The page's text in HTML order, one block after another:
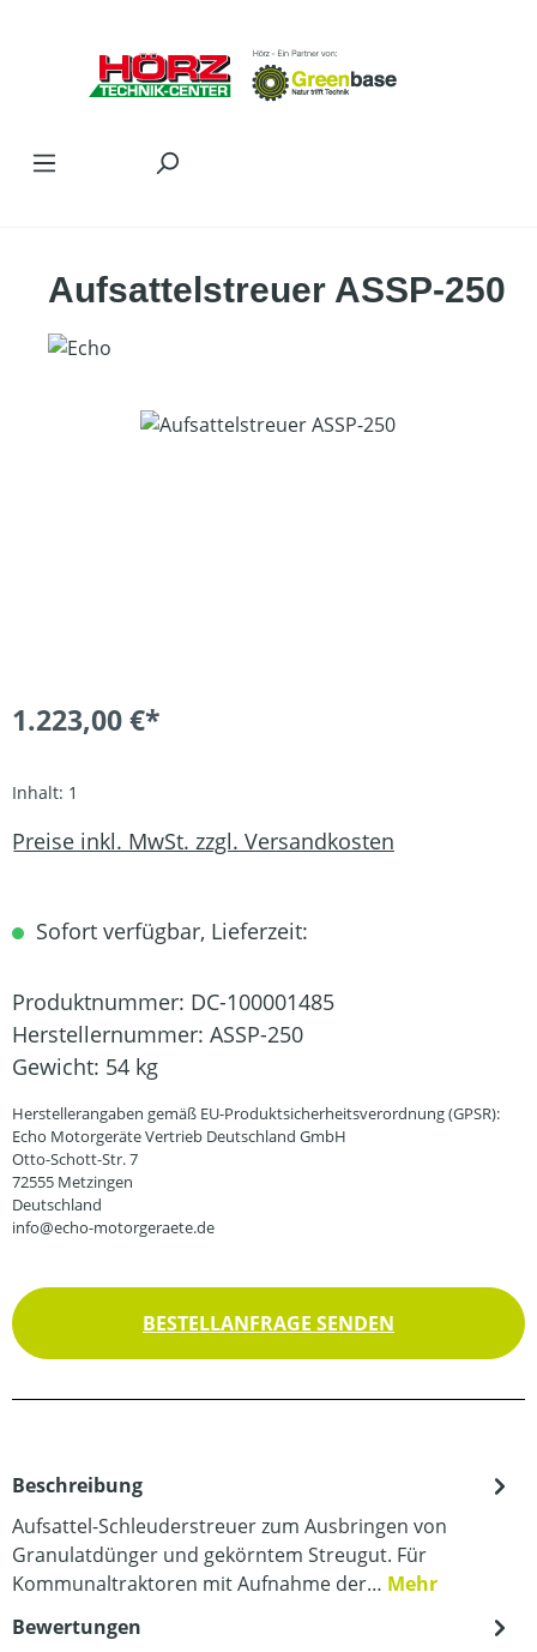
Aufsattelstreuer ASSP-250
Bildergalerie überspringen
1.223,00 €*
Inhalt: 1
Preise inkl. MwSt. zzgl. Versandkosten
Sofort verfügbar, Lieferzeit:
Produktnummer: DC-100001485
Herstellernummer: ASSP-250
Gewicht: 54 kg
Herstellerangaben gemäß EU-Produktsicherheitsverordnung (GPSR):
Echo Motorgeräte Vertrieb Deutschland GmbH
Otto-Schott-Str. 7
72555 Metzingen
Deutschland
info@echo-motorgeraete.de
BESTELLANFRAGE SENDEN
Beschreibung
Aufsattel-Schleuderstreuer zum Ausbringen von
Granulatdünger und gekörntem Streugut. Für
Kommunaltraktoren mit Aufnahme der… Mehr
Bewertungen